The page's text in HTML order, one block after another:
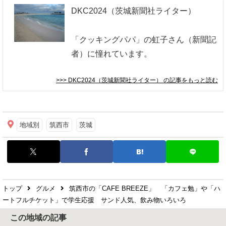
DKC2024（茨城新聞社ライター）
「クッキングパパ」の虹子さん（新聞記
者）に憧れています。
>>> DKC2024（茨城新聞社ライター） の記事をもっと読む
地域別 筑西市 茨城
トップ グルメ
筑西市の「CAFE BREEZE」 「カフェ勉」や「ハ
ートフルチケット」で学生応援 サンド人気、飲み物いろいろ
この地域の記事